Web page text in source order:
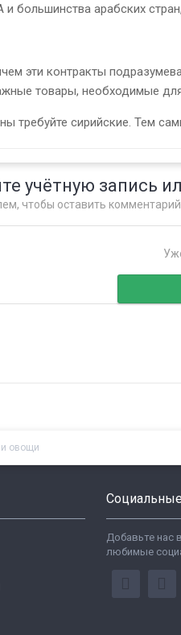
арабских
эти контракты
товары, необходимые
требуйте сирийские. Тем
учётную запись
чтобы оставить комментарий
и овощи
Добавьте нас
любимые